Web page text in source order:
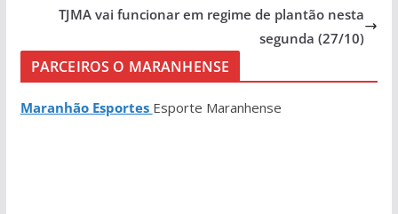
TJMA vai funcionar em regime de plantão nesta
segunda (27/10)
PARCEIROS O MARANHENSE
Maranhão Esportes Esporte Maranhense